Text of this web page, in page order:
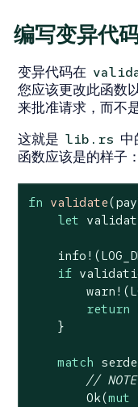
编写变异代
变异代码在
您应该更改此函数
来批准请求，而不
这就是 lib.rs 中
函数应该是的样子：
fn validate
let
if
return
    }
match
//
Ok(mut